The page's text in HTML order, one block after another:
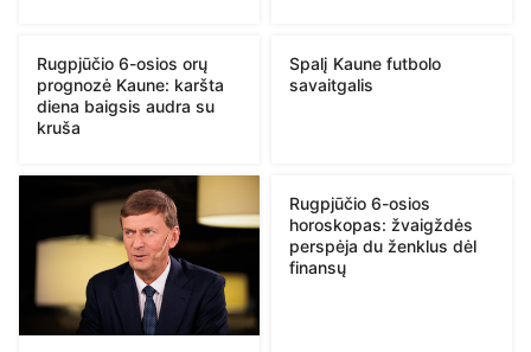
Rugpjūčio 6-osios orų
prognozė Kaune: karšta
diena baigsis audra su
kruša
Spalį Kaune futbolo
savaitgalis
Rugpjūčio 6-osios
horoskopas: žvaigždės
perspėja du ženklus dėl
finansų